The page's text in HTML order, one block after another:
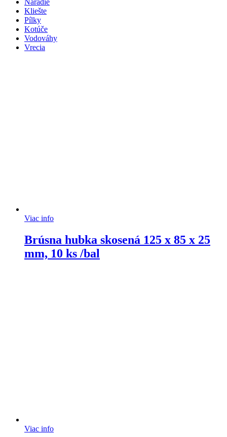
Náradie
Kliešte
Pílky
Kotúče
Vodováhy
Vrecia
Viac info
Brúsna hubka skosená 125 x 85 x 25
mm, 10 ks /bal
Viac info